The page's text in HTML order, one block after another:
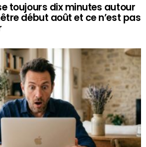
toujours dix minutes autour
début août et ce n’est pas